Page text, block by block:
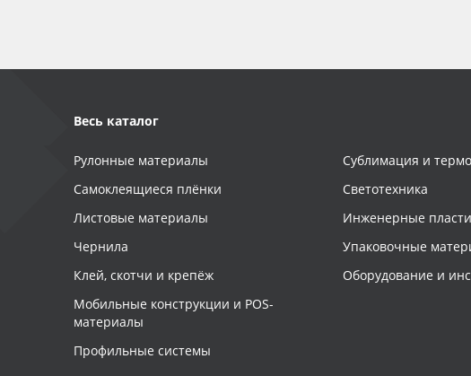
Весь каталог
Рулонные материалы
Самоклеящиеся плёнки
Листовые материалы
Чернила
Клей, скотчи и крепёж
Мобильные конструкции и POS-
материалы
Профильные системы
Сублимация и
Светотехника
Инженерные
Упаковочные
Оборудование и